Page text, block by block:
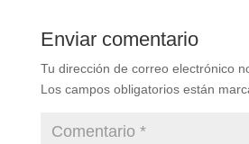
Enviar comentario
Tu dirección de correo electrónico
Los campos obligatorios están